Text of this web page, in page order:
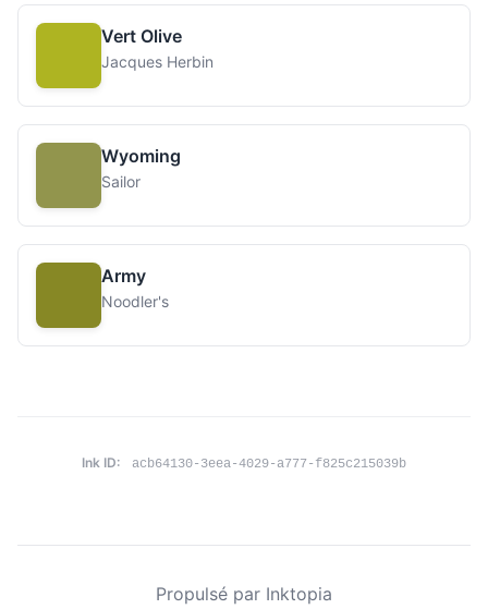
Vert Olive
Jacques Herbin
Wyoming
Sailor
Army
Noodler's
Ink ID: acb64130-3eea-4029-a777-f825c215039b
Propulsé par Inktopia